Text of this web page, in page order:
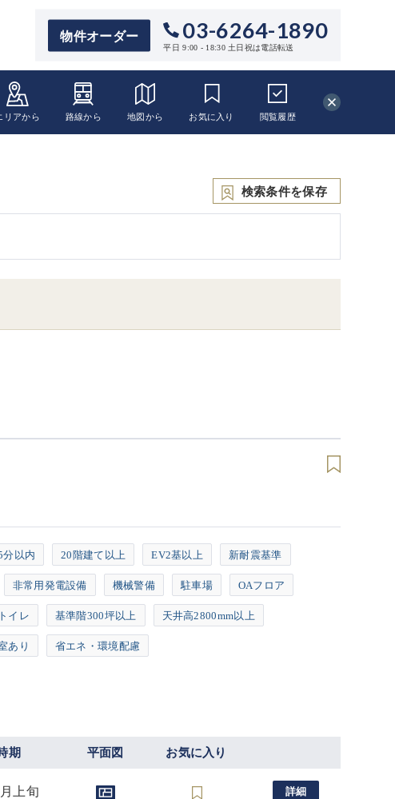
物件オーダー 03-6264-1890
平日 9:00 - 18:30 土日祝は電話転送
リアから 路線から 地図から お気に入り 閲覧履歴
検索条件を保存
分以内 20階建て以上 EV2基以上 新耐震基準
非常用発電設備 機械警備 駐車場 OAフロア
イレ 基準階300坪以上 天井高2800mm以上
あり 省エネ・環境配慮
期 平面図 お気に入り
上旬 詳細